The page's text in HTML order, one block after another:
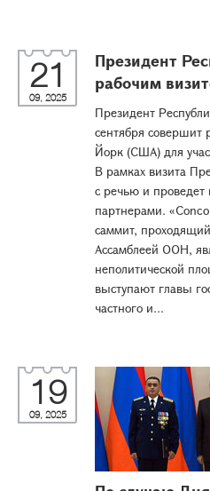
21
09, 2025
Президент
рабочим
Президент
сентября совершит
Йорк (США) для
В рамках визита
с речью и проведет
партнерами.
саммит,
Ассамблеей ООН,
неполитической
выступают главы
частного и...
19
09, 2025